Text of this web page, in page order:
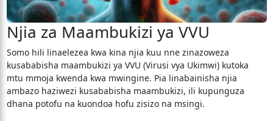
Njia za Maambukizi ya VVU
Somo hili linaelezea kwa kina njia kuu nne zinazoweza
kusababisha maambukizi ya VVU (Virusi vya Ukimwi) kutoka
mtu mmoja kwenda kwa mwingine. Pia linabainisha njia
ambazo haziwezi kusababisha maambukizi, ili kupunguza
dhana potofu na kuondoa hofu zisizo na msingi.